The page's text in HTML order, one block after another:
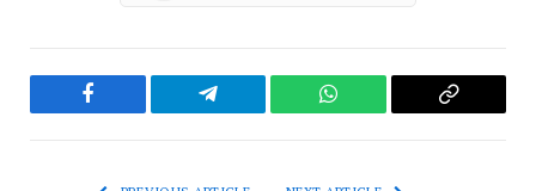
Facebook Telegram WhatsApp
Copy